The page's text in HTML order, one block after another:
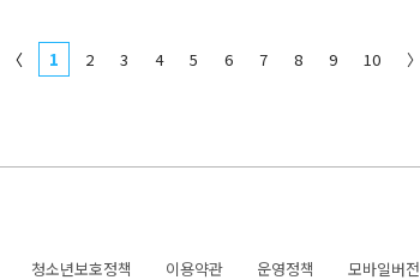
〈 1 2 3 4 5 6 7 8 9 10 〉
청소년보호정책 이용약관 운영정책 모바일버전